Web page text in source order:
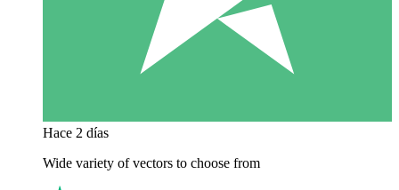
Hace 2 días
Wide variety of vectors to choose from